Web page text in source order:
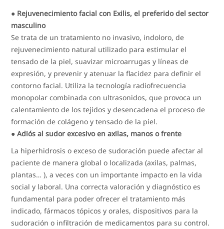
● Rejuvenecimiento facial con Exilis, el preferido del sector
masculino
Se trata de un tratamiento no invasivo, indoloro, de
rejuvenecimiento natural utilizado para estimular el
tensado de la piel, suavizar microarrugas y líneas de
expresión, y prevenir y atenuar la flacidez para definir el
contorno facial. Utiliza la tecnología radiofrecuencia
monopolar combinada con ultrasonidos, que provoca un
calentamiento de los tejidos y desencadena el proceso de
formación de colágeno y tensado de la piel.
●Adiós al sudor excesivo en axilas, manos o frente
La hiperhidrosis o exceso de sudoración puede afectar al
paciente de manera global o localizada (axilas, palmas,
plantas… ), a veces con un importante impacto en la vida
social y laboral. Una correcta valoración y diagnóstico es
fundamental para poder ofrecer el tratamiento más
indicado, fármacos tópicos y orales, dispositivos para la
sudoración o infiltración de medicamentos para su control.